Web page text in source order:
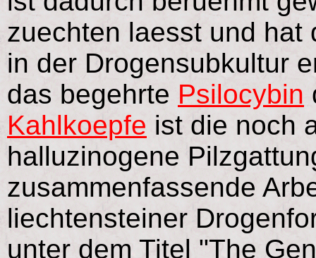
zuechten laesst und hat
in der Drogensubkultur
das begehrte Psilocybin
Kahlkoepfe ist die noch
halluzinogene
zusammenfassende
liechtensteiner
unter dem Titel "The